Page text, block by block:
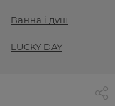
Ванна і душ
LUCKY DAY